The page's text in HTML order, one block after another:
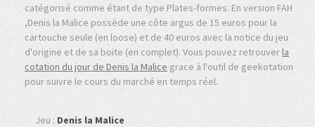
catégorisé comme étant de type Plates-formes. En version FAH
,Denis la Malice possède une côte argus de 15 euros pour la
cartouche seule (en loose) et de 40 euros avec la notice du jeu
d'origine et de sa boite (en complet). Vous pouvez retrouverla
cotation du jour de Denis la Malice grace à l'outil de geekotation
pour suivre le cours du marché en temps réel.
Jeu : Denis la Malice